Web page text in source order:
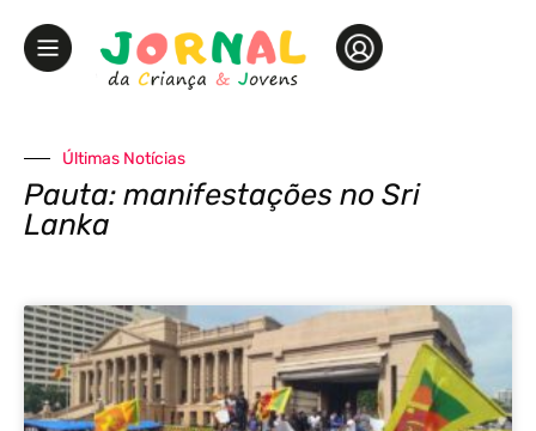
Últimas Notícias
Pauta: manifestações no Sri
Lanka